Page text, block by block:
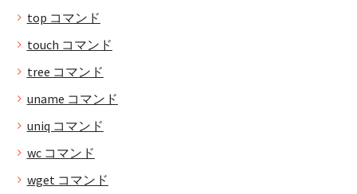
top コマンド
touch コマンド
tree コマンド
uname コマンド
uniq コマンド
wc コマンド
wget コマンド